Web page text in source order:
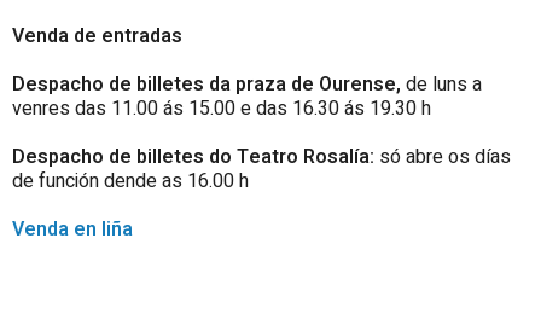
Venda de entradas
Despacho de billetes da praza de Ourense, de luns a
venres das 11.00 ás 15.00 e das 16.30 ás 19.30 h
Despacho de billetes do Teatro Rosalía: só abre os días
de función dende as 16.00 h
Venda en liña